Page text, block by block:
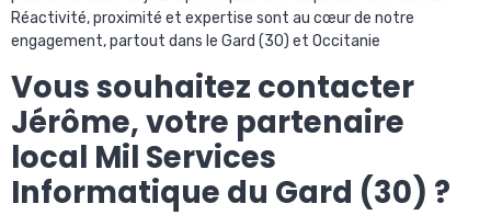
Réactivité, proximité et expertise sont au cœur de notre
engagement, partout dans le Gard (30) et Occitanie
Vous souhaitez contacter
Jérôme, votre partenaire
local Mil Services
Informatique du Gard (30) ?